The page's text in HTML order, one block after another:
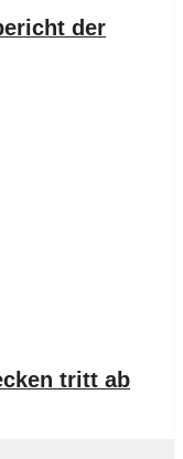
der
tritt ab